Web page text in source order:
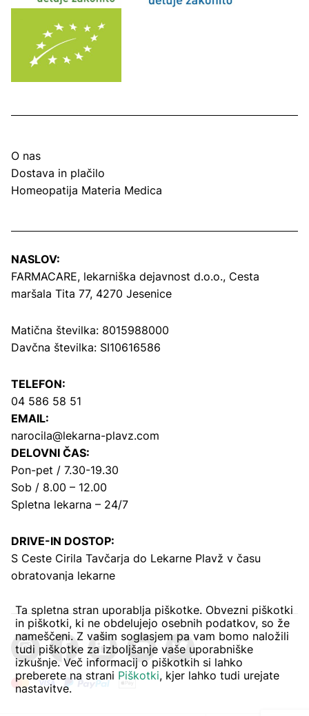
O nas
Dostava in plačilo
Homeopatija Materia Medica
NASLOV:
FARMACARE, lekarniška dejavnost d.o.o., Cesta
maršala Tita 77, 4270 Jesenice
Matična številka: 8015988000
Davčna številka: SI10616586
TELEFON:
04 586 58 51
EMAIL:
narocila@lekarna-plavz.com
DELOVNI ČAS:
Pon-pet / 7.30-19.30
Sob / 8.00 – 12.00
Spletna lekarna – 24/7
DRIVE-IN DOSTOP:
S Ceste Cirila Tavčarja do Lekarne Plavž v času
obratovanja lekarne
Ta spletna stran uporablja piškotke. Obvezni piškotki
in piškotki, ki ne obdelujejo osebnih podatkov, so že
nameščeni. Z vašim soglasjem pa vam bomo naložili
tudi piškotke za izboljšanje vaše uporabniške
izkušnje. Več informacij o piškotkih si lahko
preberete na strani Piškotki, kjer lahko tudi urejate
nastavitve.